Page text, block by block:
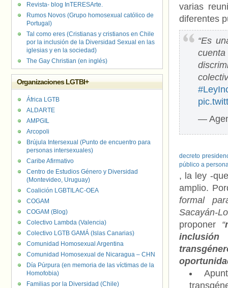
varias
diferentes
“Es
—
decreto
público a
, la ley -
amplio.
formal
Sacayán-
proponer “
inclusión
Revista- blog InTERESArte.
Rumos Novos (Grupo homosexual católico de
Portugal)
Tal como eres (Cristianas y cristianos en Chile
por la inclusión de la Diversidad Sexual en las
iglesias y en la sociedad)
The Gay Christian (en inglés)
Organizaciones LGTBI+
África LGTB
ALDARTE
AMPGIL
Arcopoli
Brújula Intersexual (Punto de encuentro para
personas intersexuales)
Caribe Afirmativo
Centro de Estudios Género y Diversidad
(Montevideo, Uruguay)
Coalición LGBTILAC-OEA
COGAM
COGAM (Blog)
Colectivo Lambda (Valencia)
Colectivo LGTB GAMÁ (Islas Canarias)
Comunidad Homosexual Argentina
Comunidad Homosexual de Nicaragua – CHN
Día Púrpura (en memoria de las víctimas de la
Homofobia)
Familias por la Diversidad (Chile)